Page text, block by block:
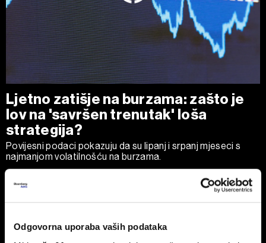
Odgovorna uporaba vaših podataka
Ljetno zatišje na burzama: zašto je
lov na 'savršen trenutak' loša
strategija?
Povijesni podaci pokazuju da su lipanj i srpanj mjeseci s
najmanjom volatilnošću na burzama.